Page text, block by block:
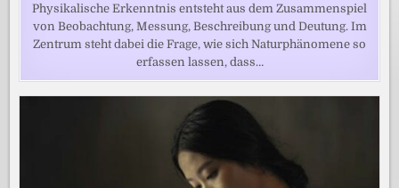
Physikalische Erkenntnis entsteht aus dem Zusammenspiel
von Beobachtung, Messung, Beschreibung und Deutung. Im
Zentrum steht dabei die Frage, wie sich Naturphänomene so
erfassen lassen, dass…